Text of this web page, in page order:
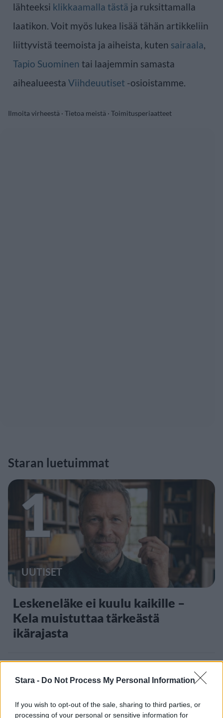
Stara - Do Not Process My Personal Information
If you wish to opt-out of the sale, sharing to third parties, or
processing of your personal or sensitive information for
lähteeksi klikkaamalla tästä ja ruksittamalla
laatikon. Voit myös lukea lisää tähän artikkeliin
liittyvistä teemoista ja aiheista, kuten sairaala,
Tapio Suominen tai laajemmin samasta
aihealueesta Viihdeuutiset -osioistamme.
Ilmoita virheestä · Tietoa meistä · Toimitusperiaatteet
Staran luetuimmat
1
UUTISET
Leskeneläke ei kuulu kaikille –
Kela muistuttaa tärkeästä
ikärajasta
2